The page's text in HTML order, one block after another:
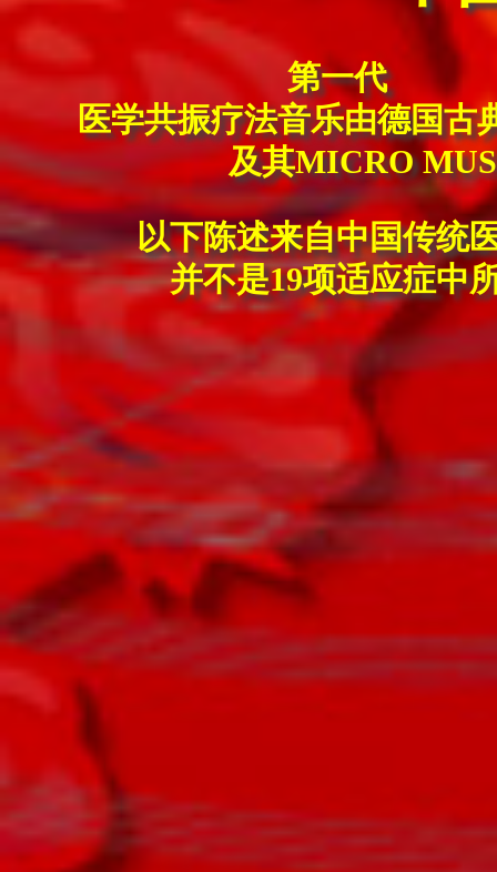
第一代
医学共振疗法音乐由德国古
及其MICRO
以下陈述来自中国传统
并不是19项适应症中